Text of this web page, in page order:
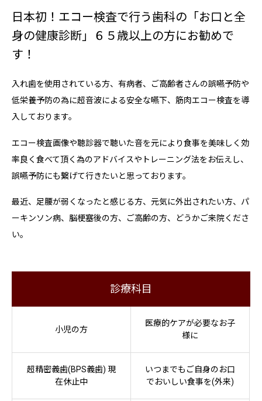
日本初！エコー検査で行う歯科の「お口と全
身の健康診断」６５歳以上の方にお勧めで
す！
入れ歯を使用されている方、有病者、ご高齢者さんの誤嚥予防や
低栄養予防の為に超音波による安全な嚥下、筋肉エコー検査を導
入しております。
エコー検査画像や聴診器で聴いた音を元により食事を美味しく効
率良く食べて頂く為のアドバイスやトレーニング法をお伝えし、
誤嚥予防にも繋げて行きたいと思っております。
最近、足腰が弱くなったと感じる方、元気に外出されたい方、パ
ーキンソン病、脳梗塞後の方、ご高齢の方、どうかご来院くださ
い。
診療科目
小児の方
医療的ケアが必要なお子
様に
超精密義歯(BPS義歯) 現
在休止中
いつまでもご自身のお口
でおいしい食事を(外来)